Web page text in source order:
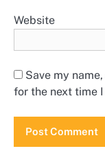
Website
Save my
for the next time